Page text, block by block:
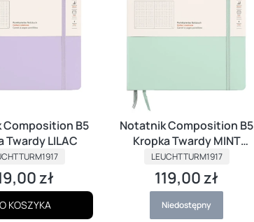
Composition B5
Twardy LILAC
zł
KOSZYKA
Notatnik Composition B5
Kropka Twardy MINT
GREEN
PRODUCENT
LEUCHTTURM1917
Cena
119,00 zł
Niedostępny